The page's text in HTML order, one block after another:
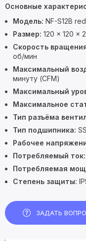
Основные
Модель: NF-S12B
Размер: 120 × 120 ×
Скорость
об/мин
Максимальный
минуту (CFM)
Максимальный
Максимальное
Тип разъёма
Тип подшипника:
Рабочее
Потребляемый ток:
Потребляемая
Степень защиты:
ЗАДАТЬ